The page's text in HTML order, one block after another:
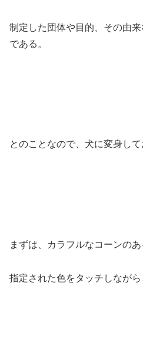
制定した団体や目的、その由
である。
とのことなので、犬に変身して
まずは、カラフルなコーンの
指定された色をタッチしながら